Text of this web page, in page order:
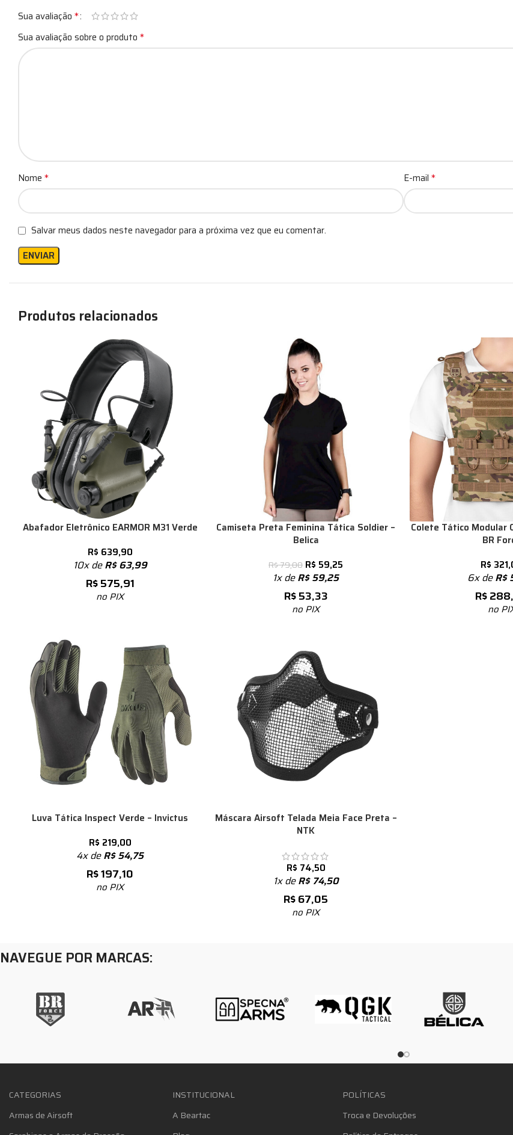
Sua avaliação *
Sua avaliação sobre o produto *
Nome * E-mail *
Salvar meus dados neste navegador para a próxima vez que eu comentar.
Produtos relacionados
Abafador Eletrônico EARMOR M31 Verde
R$ 639,90
10x deR$63,99
R$575,91
no PIX
Camiseta Preta Feminina Tática Soldier –
Belica
R$79,00 R$ 59,25
1x deR$59,25
R$53,33
no PIX
Colete Tático Modular
BR
R$
6x deR$
R$
no
Luva Tática Inspect Verde – Invictus
R$ 219,00
4x deR$54,75
R$197,10
no PIX
Máscara Airsoft Telada Meia Face Preta –
NTK
R$ 74,50
1x deR$74,50
R$67,05
no PIX
NAVEGUE POR MARCAS:
CATEGORIAS
Armas de Airsoft
INSTITUCIONAL
A Beartac
POLÍTICAS
Troca e Devoluções